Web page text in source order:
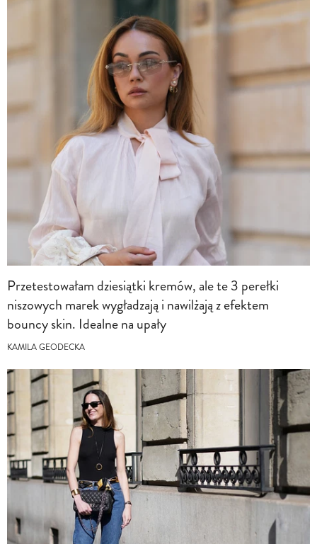
Przetestowałam dziesiątki kremów, ale te 3 perełki
niszowych marek wygładzają i nawilżają z efektem
bouncy skin. Idealne na upały
KAMILA GEODECKA